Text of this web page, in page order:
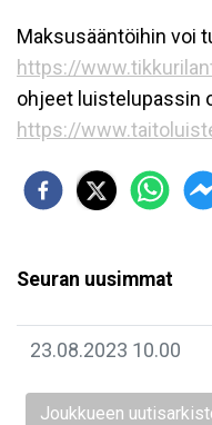
Maksusääntöihin voi
https://
ohjeet luistelupassin
https://
Seuran uusimmat
23.08.2023 10.00
Joukkueen